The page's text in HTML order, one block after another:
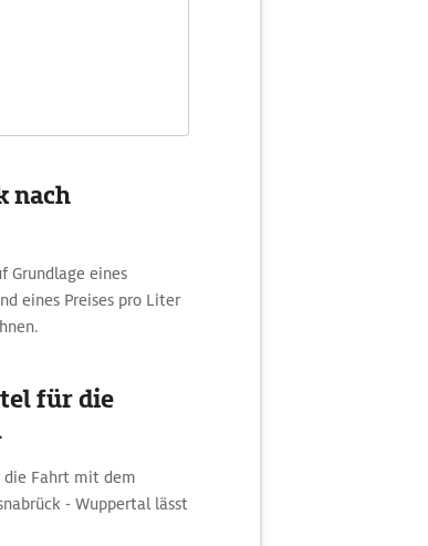
nach
Grundlage eines
eines Preises pro Liter
für die
die Fahrt mit dem
- Wuppertal lässt